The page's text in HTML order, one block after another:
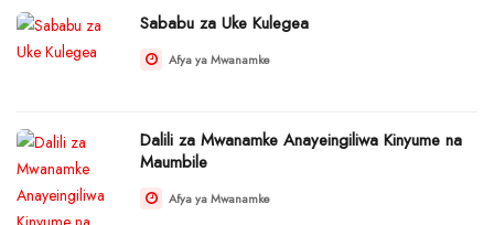
Sababu za Uke Kulegea
Afya ya Mwanamke
Dalili za Mwanamke Anayeingiliwa Kinyume na
Maumbile
Afya ya Mwanamke